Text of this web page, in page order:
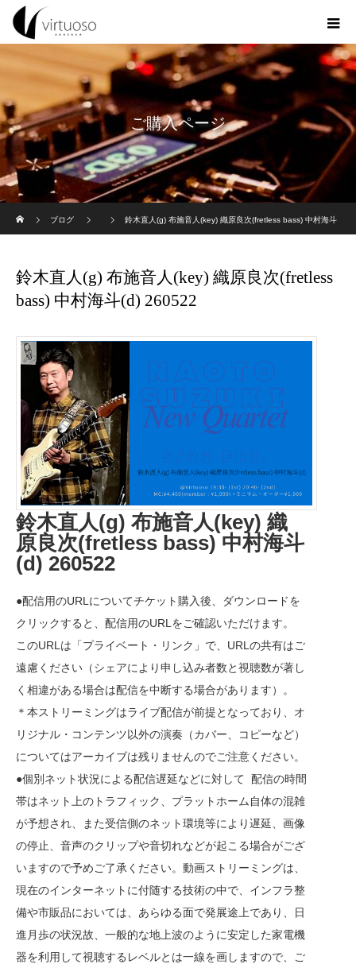
ご購入ページ
ブログ
鈴木直人(g) 布施音人(key) 織原良次(fretless bass) 中村海斗
鈴木直人(g) 布施音人(key) 織原良次(fretless
bass) 中村海斗(d) 260522
鈴木直人(g) 布施音人(key) 織
原良次(fretless bass) 中村海斗
(d) 260522
●配信用のURLについてチケット購入後、ダウンロードを
クリックすると、配信用のURLをご確認いただけます。
このURLは「プライベート・リンク」で、URLの共有はご
遠慮ください（シェアにより申し込み者数と視聴数が著し
く相違がある場合は配信を中断する場合があります）。
＊本ストリーミングはライブ配信が前提となっており、オ
リジナル・コンテンツ以外の演奏（カバー、コピーなど）
についてはアーカイブは残りませんのでご注意ください。
●個別ネット状況による配信遅延などに対して 配信の時間
帯はネット上のトラフィック、プラットホーム自体の混雑
が予想され、また受信側のネット環境等により遅延、画像
の停止、音声のクリップや音切れなどが起こる場合がござ
いますので予めご了承ください。動画ストリーミングは、
現在のインターネットに付随する技術の中で、インフラ整
備や市販品においては、あらゆる面で発展途上であり、日
進月歩の状況故、一般的な地上波のように安定した家電機
器を利用して視聴するレベルとは一線を画しますので、ご